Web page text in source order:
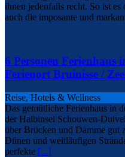
ihnen jedenfalls recht. So ist
auch die imposante und
6 Personen Ferienhaus
Ferienort Bruinisse /
Reise, Hotels & Wellness
Das gemütliche Ferienhaus in
der Halbinsel Schouwen-
über Brücken und Dämme gut
Dünen und weitläufigen
perfekte [...]